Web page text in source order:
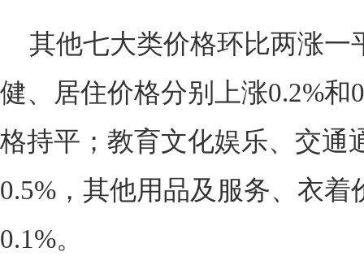
其他七大类价格环比两涨一
健、居住价格分别上涨0.2%和
格持平；教育文化娱乐、交通
0.5%，其他用品及服务、衣着
0.1%。